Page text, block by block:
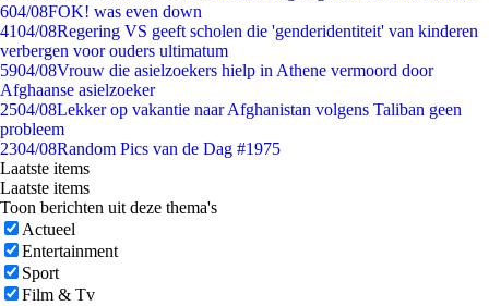
604/08FOK! was even down
4104/08Regering VS geeft scholen die 'genderidentiteit' van kinderen
verbergen voor ouders ultimatum
5904/08Vrouw die asielzoekers hielp in Athene vermoord door
Afghaanse asielzoeker
2504/08Lekker op vakantie naar Afghanistan volgens Taliban geen
probleem
2304/08Random Pics van de Dag #1975
Laatste items
Laatste items
Toon berichten uit deze thema's
Actueel
Entertainment
Sport
Film & Tv